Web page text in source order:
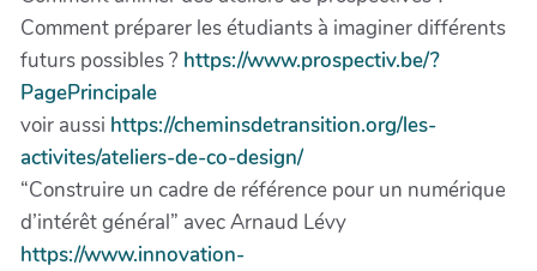
Comment préparer les étudiants à imaginer différents
futurs possibles ? https://www.prospectiv.be/?
PagePrincipale
voir aussi https://cheminsdetransition.org/les-
activites/ateliers-de-co-design/
“Construire un cadre de référence pour un numérique
d’intérêt général” avec Arnaud Lévy
https://www.innovation-